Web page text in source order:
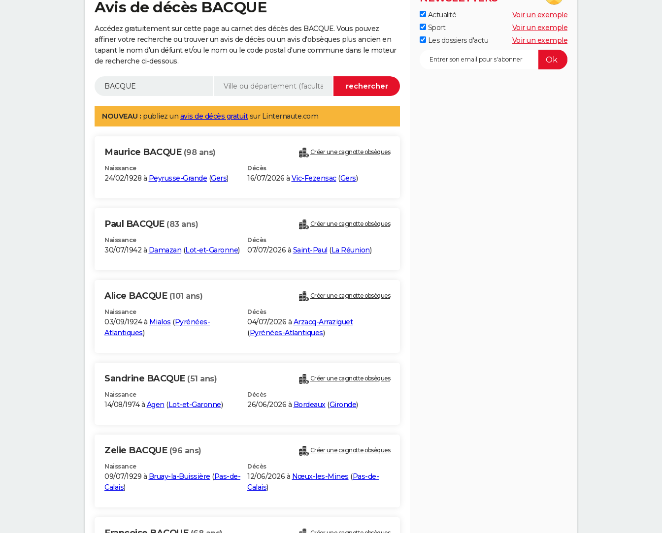
Avis de décès BACQUE
Accédez gratuitement sur cette page au carnet des décès des BACQUE. Vous pouvez
affiner votre recherche ou trouver un avis de décès ou un avis d'obsèques plus ancien en
tapant le nom d'un défunt et/ou le nom ou le code postal d'une commune dans le moteur
de recherche ci-dessous.
NOUVEAU : publiez un avis de décès gratuitsur Linternaute.com
Maurice BACQUE (98 ans) Créer une cagnotte obsèques
Naissance
24/02/1928 à Peyrusse-Grande (Gers)
Décès
16/07/2026 à Vic-Fezensac(Gers)
Paul BACQUE (83 ans) Créer une cagnotte obsèques
Naissance
30/07/1942 à Damazan (Lot-et-Garonne)
Décès
07/07/2026 à Saint-Paul (La Réunion)
Alice BACQUE (101 ans) Créer une cagnotte obsèques
Naissance
03/09/1924 à Mialos (Pyrénées-
Atlantiques)
Décès
04/07/2026 à Arzacq-Arraziguet
(Pyrénées-Atlantiques)
Sandrine BACQUE (51 ans) Créer une cagnotte obsèques
Naissance
14/08/1974 à Agen (Lot-et-Garonne)
Décès
26/06/2026 à Bordeaux(Gironde)
Zelie BACQUE (96 ans) Créer une cagnotte obsèques
Naissance
09/07/1929 à Bruay-la-Buissière (Pas-de-
Calais)
Décès
12/06/2026 à Nœux-les-Mines (Pas-de-
Calais)
Actualité
Voir un exemple
Sport
Voir un exemple
Les dossiers d'actu
Voir un exemple